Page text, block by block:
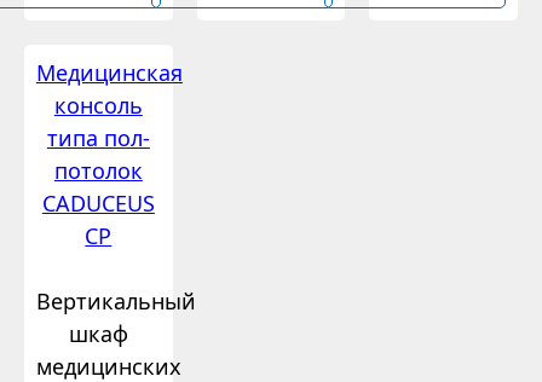
Медицинская
консоль
типа пол-
потолок
CADUCEUS
CP
Вертикальный
шкаф
медицинских